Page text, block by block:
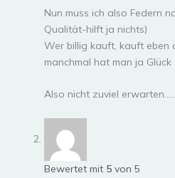
Nun muss ich also Federn
Qualität-hilft ja nichts)
Wer billig kauft, kauft eben
manchmal hat man ja Glück
Also nicht zuviel erwarten…..
Bewertet mit 5 von 5